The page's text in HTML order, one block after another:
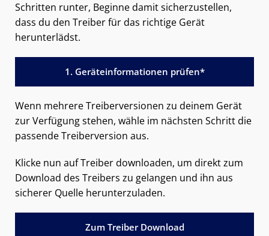
Schritten runter, Beginne damit sicherzustellen,
dass du den Treiber für das richtige Gerät
herunterlädst.
1. Geräteinformationen prüfen*
Wenn mehrere Treiberversionen zu deinem Gerät
zur Verfügung stehen, wähle im nächsten Schritt die
passende Treiberversion aus.
Klicke nun auf Treiber downloaden, um direkt zum
Download des Treibers zu gelangen und ihn aus
sicherer Quelle herunterzuladen.
Zum Treiber Download